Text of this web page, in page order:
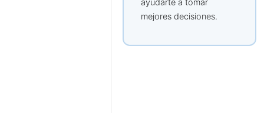
ayudarte a tomar
mejores decisiones.